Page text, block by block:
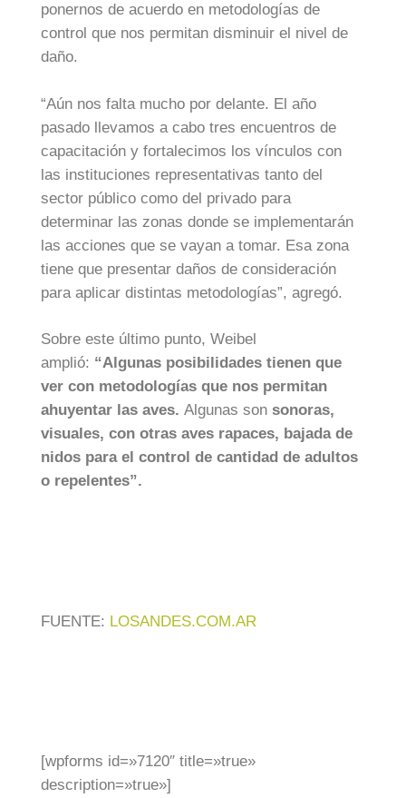
ponernos de acuerdo en metodologías de
control que nos permitan disminuir el nivel de
daño.
“Aún nos falta mucho por delante. El año
pasado llevamos a cabo tres encuentros de
capacitación y fortalecimos los vínculos con
las instituciones representativas tanto del
sector público como del privado para
determinar las zonas donde se implementarán
las acciones que se vayan a tomar. Esa zona
tiene que presentar daños de consideración
para aplicar distintas metodologías”, agregó.
Sobre este último punto, Weibel
amplió: “Algunas posibilidades tienen que
ver con metodologías que nos permitan
ahuyentar las aves. Algunas son sonoras,
visuales, con otras aves rapaces, bajada de
nidos para el control de cantidad de adultos
o repelentes”.
FUENTE: LOSANDES.COM.AR
[wpforms id=»7120″ title=»true»
description=»true»]